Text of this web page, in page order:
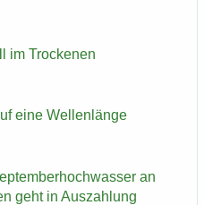
im Tro­cke­nen
eine Wel­len­län­ge
an
geht in Aus­zah­lung